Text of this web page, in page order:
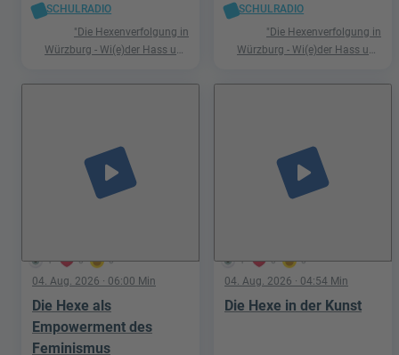
SCHULRADIO
"Die Hexenverfolgung in
Würzburg - Wi(e)der Hass und
SCHULRADIO
"Die Hexenverfolgung in
Würzburg - Wi(e)der Hass und
1 0 0
play_arrow
04. Aug. 2026 · 06:00 Min
Die Hexe als
Empowerment des
Feminismus
1 0 0
play_arrow
04. Aug. 2026 · 04:54 Min
Die Hexe in der Kunst